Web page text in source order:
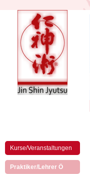
Kurse/Veranstaltungen
Praktiker/Lehrer Ö(aktiv)